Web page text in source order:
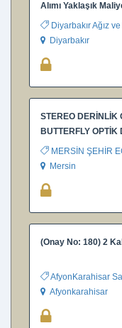
Alımı Yaklaşık
Diyarbakır Ağız
Diyarbakır
STEREO DERİNLİK
BUTTERFLY
MALİYET
MERSİN ŞEHİR
Mersin
(Onay No: 180) 2
AfyonKarahisar
Afyonkarahisar